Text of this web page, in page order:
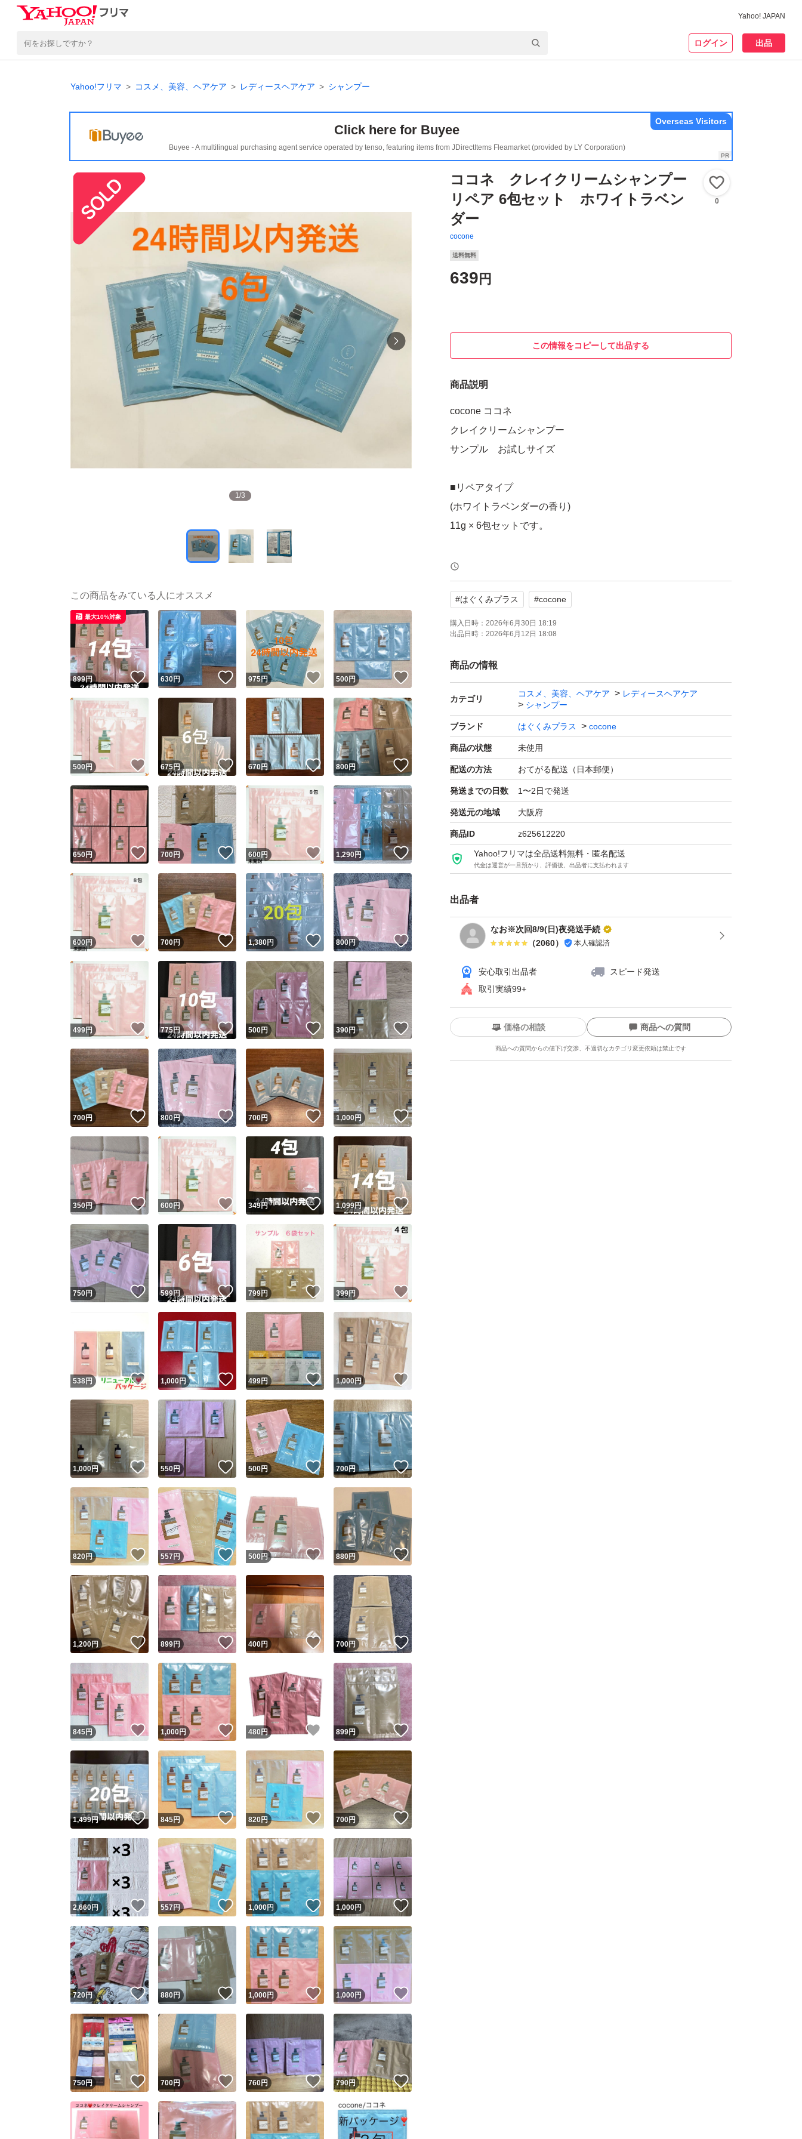
Yahoo! JAPAN
ログイン 出品
Yahoo!フリマ コスメ、美容、ヘアケア レディースヘアケア シャンプー
Click here for Buyee
Buyee - A multilingual purchasing agent service operated by tenso, featuring items from JDirectItems Fleamarket (provided by LY Corporation)
Overseas Visitors
1/3
ココネ クレイクリームシャンプー
リペア 6包セット ホワイトラベン
ダー
cocone
0
送料無料
639 円
この情報をコピーして出品する
商品説明
cocone ココネ
クレイクリームシャンプー
サンプル お試しサイズ
■リペアタイプ
(ホワイトラベンダーの香り)
11g × 6包セットです。
※発送はゆうパケットポストminiで予定しております。購入後24
時間以内に発送手続きいたします。
※新品未開封ですが、パッケージに細かな傷などがある場合がご
ざいます。神経質な方などご遠慮くださいませ。
泡立たないクリームタイプのシャンプーです。
トリートメントメント不要。
◎1本8役。髪ダメージに深く悩んでいる方に向けて、より芯から
潤いを与えるダメージ補修に特化したクリームシャンプー。
◎ミネラルを多く含む「ピートクレイ」、「コラーゲン」×「ナ
イアシンアミド」を配合し、紫外線や熱ダメージ・蓄積ダメージ
から髪を守ります。
◎また「天然の日焼け止め」ともいわれるタマヌオイルを含めた
＊ショートヘアの方は1包、ミディアム・ロングヘアの方は2包が
使用量の目安です。
ブランド：はぐくみプラス
シャンプー
お試し
#はぐくみプラス #cocone
購入日時： 2026年6月30日 18:19
出品日時： 2026年6月12日 18:08
商品の情報
カテゴリ
コスメ、美容、ヘアケア
レディースヘアケア
シャンプー
ブランド はぐくみプラス cocone
商品の状態 未使用
配送の方法 おてがる配送（日本郵便）
発送までの日数 1〜2日で発送
発送元の地域 大阪府
商品ID z625612220
Yahoo!フリマは全品送料無料・匿名配送
代金は運営が一旦預かり、評価後、出品者に支払われます
出品者
なお※次回8/9(日)夜発送手続
（2060） 本人確認済
安心取引出品者
スピード発送
取引実績99+
ユーザーの実績について
Yahoo!フリマが定めた一定の基準を満たしたユーザーにバッジを付与しています
安心取引出品者
安心取引出品者 Yahoo!フリマの基準をクリアした安心・安全なユーザーです
取引実績
取引実績◯+ このユーザーはYahoo!フリマの取引を完了させた実績があります
他フリマ実績◯+ このユーザーは他フリマサービスでの取引実績があります
スピード&安心発送
※このバッジは実績に基づく表示であり、発送を保証しているものではありません
スピード＆安心発送
このユーザーは高頻度で24時間以内＆設定した発送日数内に発送してい
ます
このユーザーは高頻度で24時間以内に発送しています
安心発送 このユーザーは設定した発送日数内に発送しています
価格の相談 商品への質問
商品への質問からの値下げ交渉、不適切なカテゴリ変更依頼は禁止です
この商品の情報をコピーします
商品画像の無断転載は禁止
されています
コピーは
1商品につき1回です
出品ページへ
キャンセル
この商品をみている人にオススメ
899円 いいね！
最大10%対象
630円 いいね！
975円 いいね！
500円
500円 いいね！
675円 いいね！
670円 いいね！
800円
650円 いいね！
700円 いいね！
600円 いいね！
1,290円 いいね！
600円 いいね！
700円 いいね！
1,380円 いいね！
800円 いいね！
499円 いいね！
775円 いいね！
500円 いいね！
390円 いいね！
700円 いいね！
800円 いいね！
700円 いいね！
1,000円 いいね！
350円 いいね！
600円 いいね！
349円 いいね！
1,099円
750円 いいね！
599円 いいね！
799円 いいね！
399円
538円 いいね！
1,000円 いいね！
499円 いいね！
1,000円
1,000円 いいね！
550円 いいね！
500円 いいね！
700円 いいね！
820円 いいね！
557 円 いいね！
500 円 いいね！
880円 いいね！
1,200円 いいね！
899円 いいね！
400円 いいね！
700円 いいね！
845円 いいね！
1,000円 いいね！
480 円 いいね！
899円 いいね！
1,499円 いいね！
845円 いいね！
820円 いいね！
700円
2,660円 いいね！
557円 いいね！
1,000円 いいね！
1,000円
720円 いいね！
880円 いいね！
1,000円 いいね！
1,000円
750円 いいね！
700円 いいね！
760円 いいね！
790円 いいね！